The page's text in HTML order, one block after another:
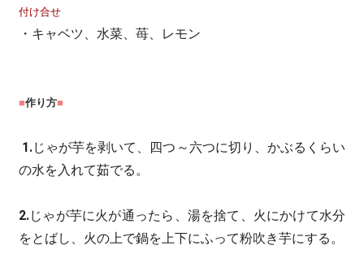
付け合せ
・キャベツ、水菜、苺、レモン
■作り方■
1.じゃが芋を剥いて、四つ～六つに切り、かぶるくらい
の水を入れて茹でる。
2.じゃが芋に火が通ったら、湯を捨て、火にかけて水分
をとばし、火の上で鍋を上下にふって粉吹き芋にする。